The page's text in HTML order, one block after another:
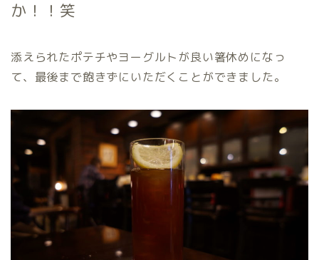
か！！笑
添えられたポテチやヨーグルトが良い箸休めになっ
て、最後まで飽きずにいただくことができました。